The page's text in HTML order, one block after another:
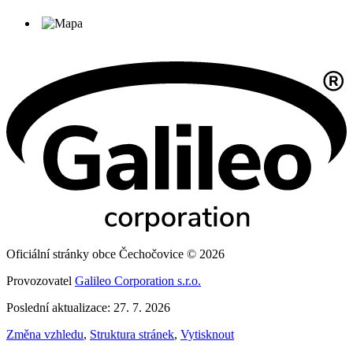
Oficiální stránky obce Čechočovice © 2026
Provozovatel Galileo Corporation s.r.o.
Poslední aktualizace: 27. 7. 2026
Změna vzhledu, Struktura stránek, Vytisknout